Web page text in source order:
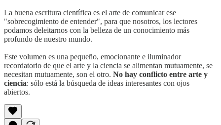
La buena escritura científica es el arte de comunicar ese
"sobrecogimiento de entender", para que nosotros, los lectores
podamos deleitarnos con la belleza de un conocimiento más
profundo de nuestro mundo.
Este volumen es una pequeño, emocionante e iluminador
recordatorio de que el arte y la ciencia se alimentan mutuamente, se
necesitan mutuamente, son el otro. No hay conflicto entre arte y
ciencia: sólo está la búsqueda de ideas interesantes con ojos
abiertos.